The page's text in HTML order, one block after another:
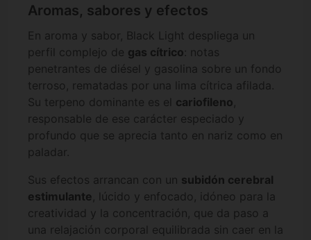
Aromas, sabores y efectos
En aroma y sabor, Black Light despliega un
perfil complejo de gas cítrico: notas
penetrantes de diésel y gasolina sobre un fondo
terroso, rematadas por una lima cítrica afilada.
Su terpeno dominante es el cariofileno,
responsable de ese carácter especiado y
profundo que se aprecia tanto en nariz como en
paladar.
Sus efectos arrancan con un subidón cerebral
estimulante, lúcido y enfocado, idóneo para la
creatividad y la concentración, que da paso a
una relajación corporal equilibrada sin caer en la